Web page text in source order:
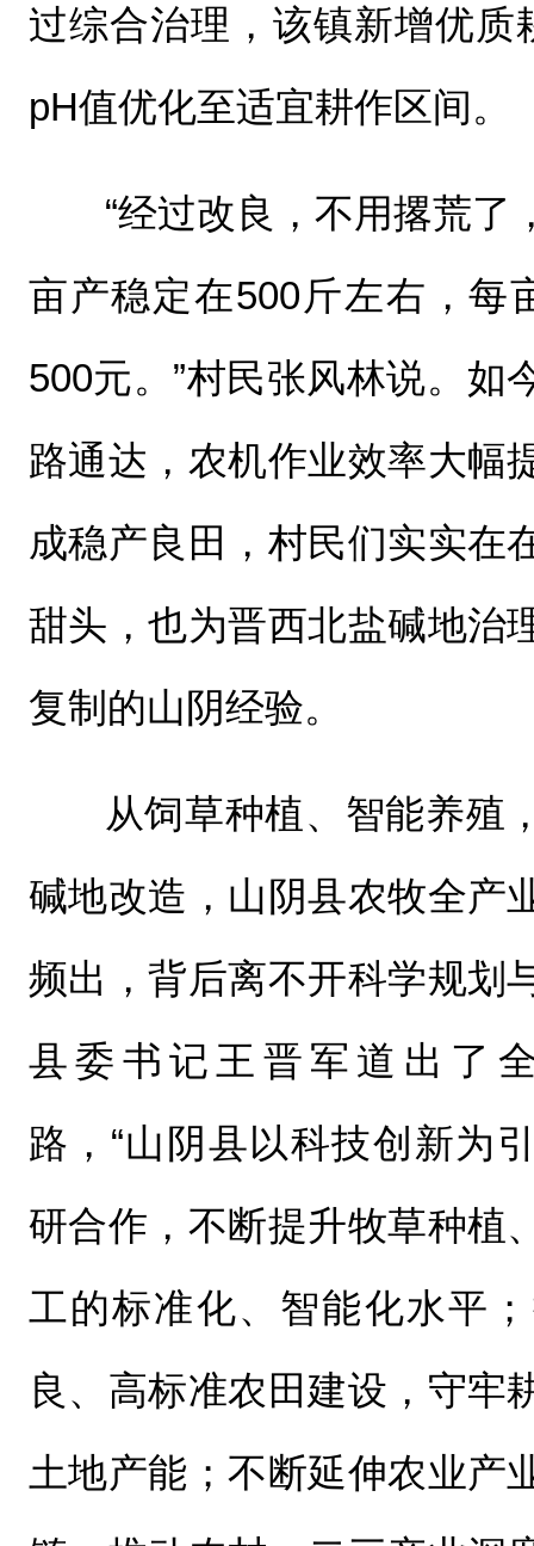
过综合治理，该镇新增优质
pH值优化至适宜耕作区间。
“经过改良，不用撂荒了
亩产稳定在500斤左右，每
500元。”村民张风林说。如
路通达，农机作业效率大幅
成稳产良田，村民们实实在
甜头，也为晋西北盐碱地治
复制的山阴经验。
从饲草种植、智能养殖
碱地改造，山阴县农牧全产
频出，背后离不开科学规划
县委书记王晋军道出了
路，“山阴县以科技创新为
研合作，不断提升牧草种植
工的标准化、智能化水平
良、高标准农田建设，守牢
土地产能；不断延伸农业产